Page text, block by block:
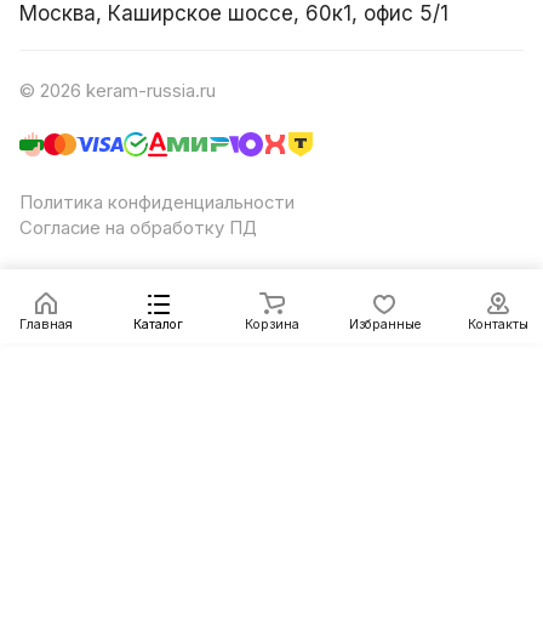
Главная Каталог Корзина Избранные Контакты
Москва, Каширское шоссе, 60к1, офис 5/1
© 2026 keram-russia.ru
Политика конфиденциальности
Согласие на обработку ПД